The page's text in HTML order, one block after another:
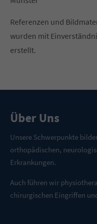
Referenzen und
wurden mit
erstellt.
Über Uns
Unsere Schwerpunkte
orthopädischen,
Erkrankungen.
Auch führen wir
chirurgischen Eingriffen